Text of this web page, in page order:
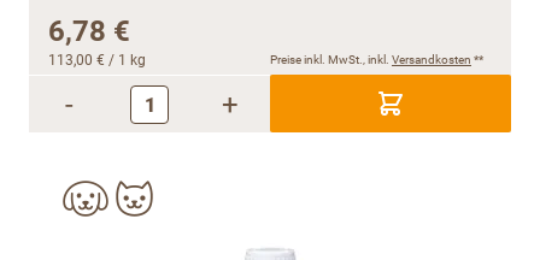
6,78 €
113,00 € / 1 kg Preise inkl. MwSt., inkl. Versandkosten **
- +